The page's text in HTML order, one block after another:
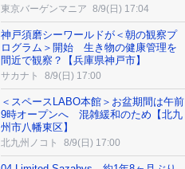
東京バーゲンマニア 8/9(日) 17:04
神戸須磨シーワールドが＜朝の観察プ
ログラム＞開始 生き物の健康管理を
間近で観察？【兵庫県神戸市】
サカナト 8/9(日) 17:00
＜スペースLABO本館＞お盆期間は午前
9時オープンへ 混雑緩和のため【北九
州市八幡東区】
北九州ノコト 8/9(日) 17:00